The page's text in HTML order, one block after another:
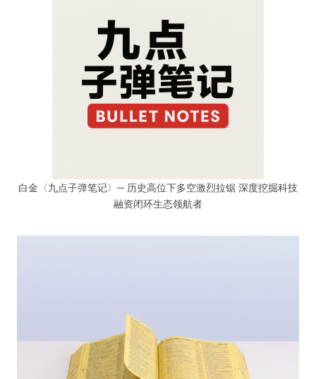
白金〈九点子弹笔记〉─ 历史高位下多空激烈拉锯 深度挖掘科技
融资闭环生态领航者